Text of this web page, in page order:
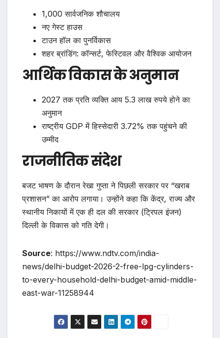
1,000 सार्वजनिक शौचालय
नए गेस्ट हाउस
टाउन हॉल का पुनर्विकास
शहर ब्रांडिंग: कॉन्सर्ट, फेस्टिवल और वैश्विक आयोजन
आर्थिक विकास के अनुमान
2027 तक प्रति व्यक्ति आय 5.3 लाख रुपये होने का
अनुमान
राष्ट्रीय GDP में हिस्सेदारी 3.72% तक पहुंचने की
उम्मीद
राजनीतिक संदेश
बजट भाषण के दौरान रेखा गुप्ता ने पिछली सरकार पर “खराब
प्रशासन” का आरोप लगाया। उन्होंने कहा कि केंद्र, राज्य और
स्थानीय निकायों में एक ही दल की सरकार (ट्रिपल इंजन)
दिल्ली के विकास को गति देगी।
Source: https://www.ndtv.com/india-
news/delhi-budget-2026-2-free-lpg-cylinders-
to-every-household-delhi-budget-amid-middle-
east-war-11258944